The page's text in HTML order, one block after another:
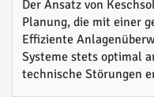
Der Ansatz von
Planung, die mit einer
Effiziente
Systeme stets optimal
technische Störungen